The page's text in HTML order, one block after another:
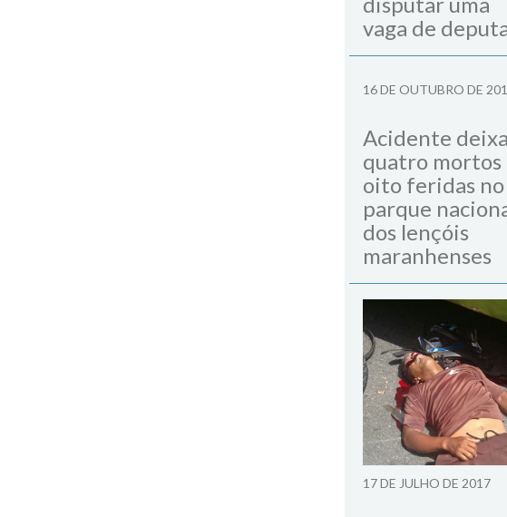
vaga de
16 DE OUTUBRO DE
Acidente
quatro mortos
oito feridas no
parque
dos lençóis
maranhenses
17 DE JULHO DE 2017